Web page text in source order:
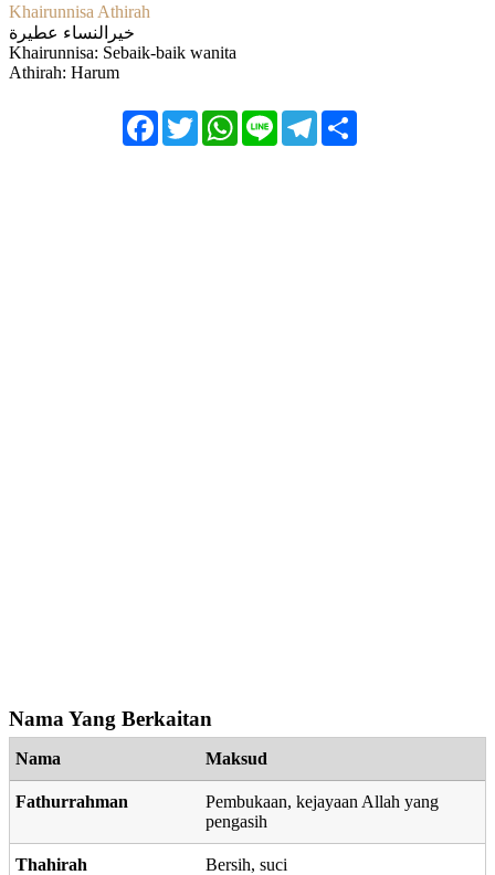
Khairunnisa Athirah
خيرالنساء عطيرة
Khairunnisa: Sebaik-baik wanita
Athirah: Harum
FacebookTwitterWhatsApp
Line Telegram
Nama Yang Berkaitan
Nama Maksud
Fathurrahman
Pembukaan, kejayaan Allah yang
pengasih
Thahirah Bersih, suci